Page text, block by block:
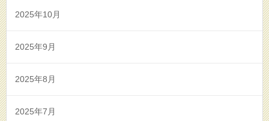
2025年10月
2025年9月
2025年8月
2025年7月